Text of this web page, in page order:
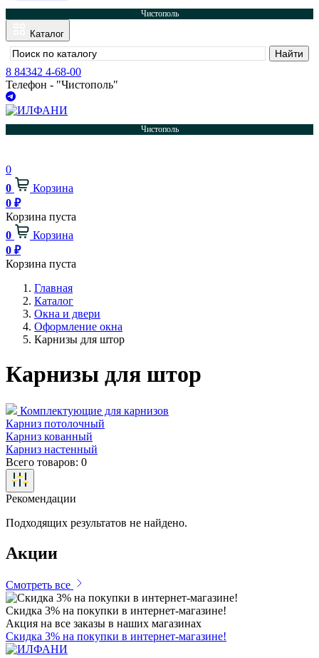
Чистополь
Каталог
8 84342 4-68-00
Телефон - "Чистополь"
Чистополь
0
0
Корзина
0 ₽
Корзина пуста
0
Корзина
0 ₽
Корзина пуста
Главная
Каталог
Окна и двери
Оформление окна
Карнизы для штор
Карнизы для штор
Комплектующие для карнизов
Карниз потолочный
Карниз кованный
Карниз настенный
Всего товаров: 0
Рекомендации
Подходящих результатов не найдено.
Акции
Смотреть все
Скидка 3% на покупки в интернет-магазине!
Акция на все заказы в наших магазинах
Скидка 3% на покупки в интернет-магазине!